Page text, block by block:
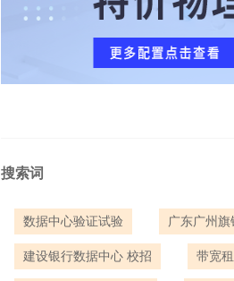
搜索词
数据中心验证试验 广东广州
建设银行数据中心 校招 带宽